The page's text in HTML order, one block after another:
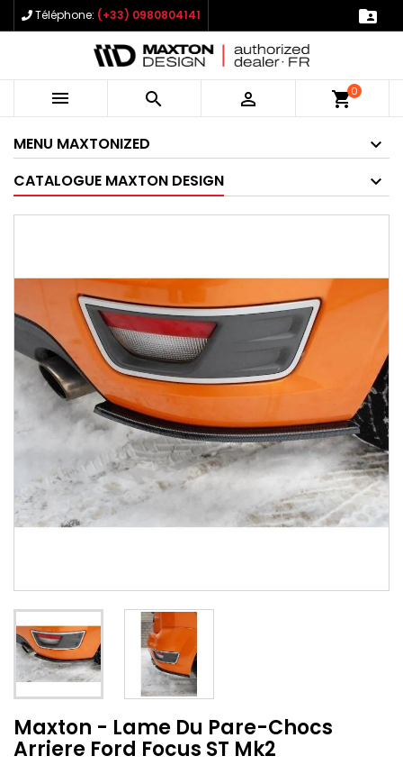
Téléphone: (+33) 0980804141 
   shopping_cart0
MENU MAXTONIZED
CATALOGUE MAXTON DESIGN
Maxton - Lame Du Pare-Chocs
Arriere Ford Focus ST Mk2